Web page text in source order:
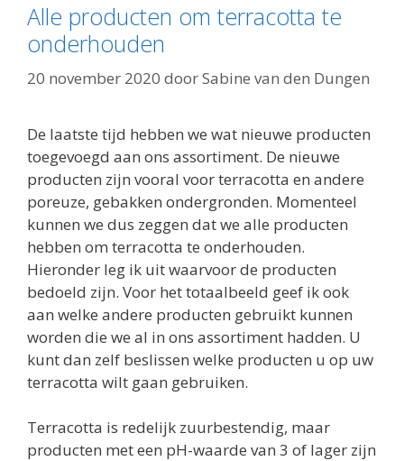
Alle producten om terracotta te
onderhouden
20 november 2020 doorSabine van den Dungen
De laatste tijd hebben we wat nieuwe producten
toegevoegd aan ons assortiment. De nieuwe
producten zijn vooral voor terracotta en andere
poreuze, gebakken ondergronden. Momenteel
kunnen we dus zeggen dat we alle producten
hebben om terracotta te onderhouden.
Hieronder leg ik uit waarvoor de producten
bedoeld zijn. Voor het totaalbeeld geef ik ook
aan welke andere producten gebruikt kunnen
worden die we al in ons assortiment hadden. U
kunt dan zelf beslissen welke producten u op uw
terracotta wilt gaan gebruiken.
Terracotta is redelijk zuurbestendig, maar
producten met een pH-waarde van 3 of lager zijn